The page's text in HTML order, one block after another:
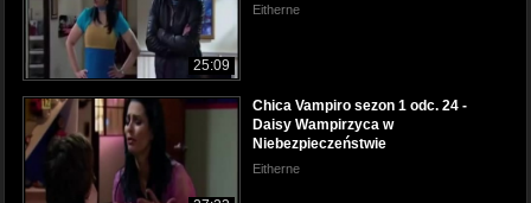
25:09
Eitherne
Chica Vampiro sezon 1 odc. 24 -
Daisy Wampirzyca w
Niebezpieczeństwie
Eitherne